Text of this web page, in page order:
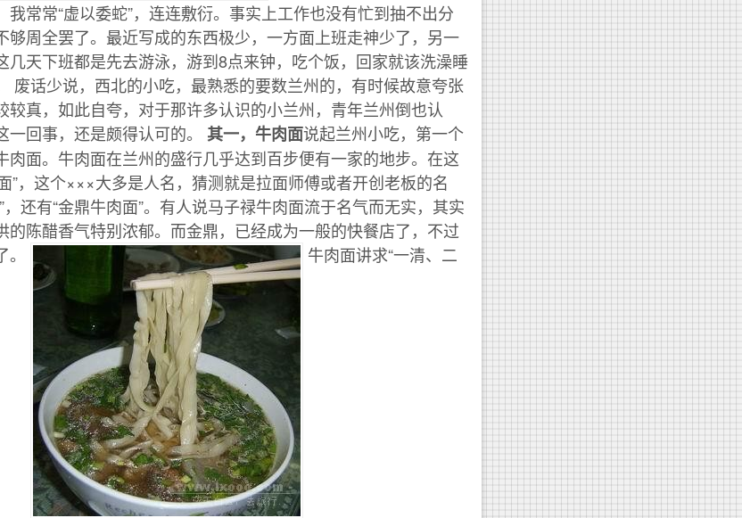
常常“虚以委蛇”，连连敷衍。事实上工作也没有忙到抽不出分
够周全罢了。最近写成的东西极少，一方面上班走神少了，另一
几天下班都是先去游泳，游到8点来钟，吃个饭，回家就该洗澡睡
废话少说，西北的小吃，最熟悉的要数兰州的，有时候故意夸张
较真，如此自夸，对于那许多认识的小兰州，青年兰州倒也认
回事，还是颇得认可的。 其一，牛肉面说起兰州小吃，第一个
肉面。牛肉面在兰州的盛行几乎达到百步便有一家的地步。在这
”，这个×××大多是人名，猜测就是拉面师傅或者开创老板的名
还有“金鼎牛肉面”。有人说马子禄牛肉面流于名气而无实，其实
的陈醋香气特别浓郁。而金鼎，已经成为一般的快餐店了，不过
牛肉面讲求“一清、二